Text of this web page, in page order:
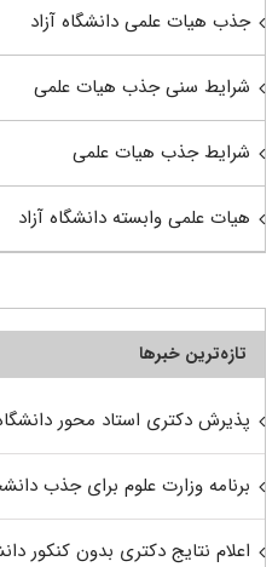
جذب هیات علمی دانشگاه آزاد
شرایط سنی جذب هیات علمی
شرایط جذب هیات علمی
هیات علمی وابسته دانشگاه آزاد
تازه‌ترین خبرها
پذیرش دکتری استاد محور دانشگاه
برنامه وزارت علوم برای جذب
اعلام نتایج دکتری بدون کنکور